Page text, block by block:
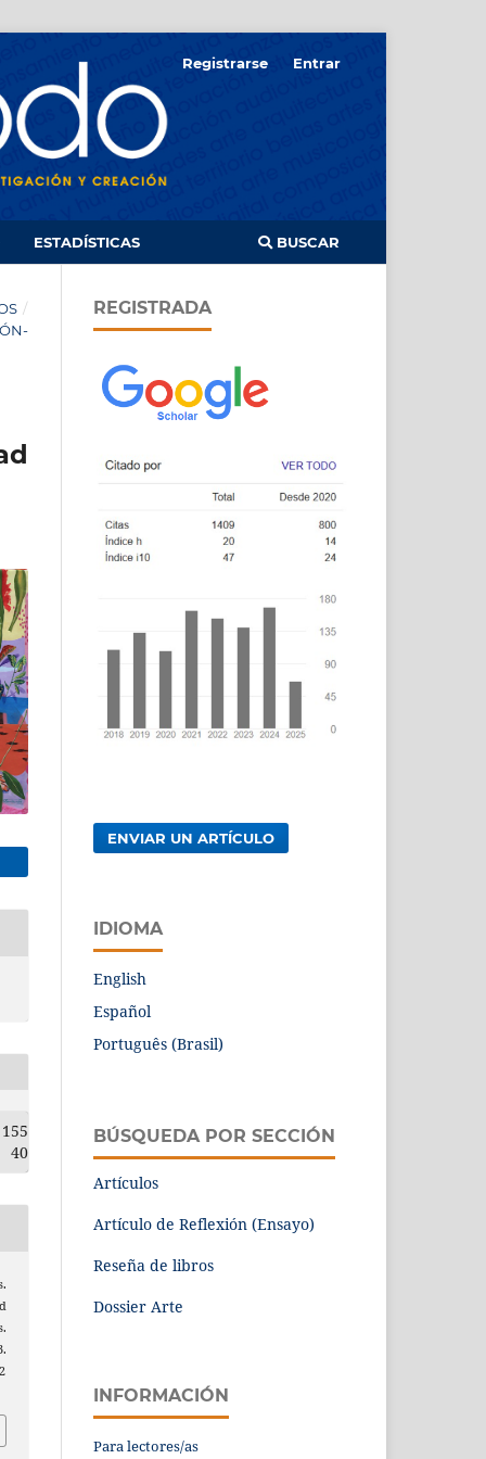
ESTADÍSTICAS BUSCAR
Registrarse Entrar
/
155
40
REGISTRADA
ENVIAR UN ARTÍCULO
IDIOMA
English
Español
Português (Brasil)
BÚSQUEDA POR SECCIÓN
Artículos
Artículo de Reflexión (Ensayo)
Reseña de libros
Dossier Arte
INFORMACIÓN
Para lectores/as